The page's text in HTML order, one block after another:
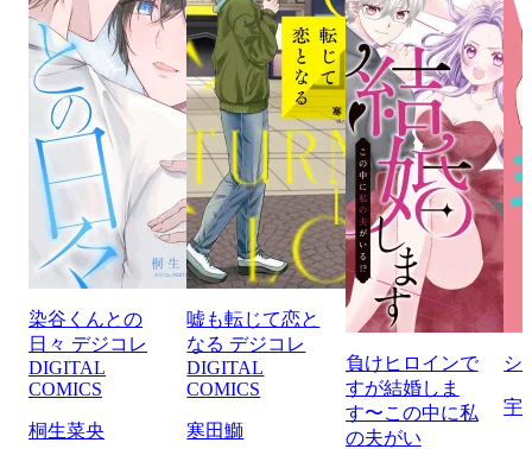
染谷くんとの
日々 デジコレ
DIGITAL
COMICS
桐生菜央
嘘も転じて恋と
なる デジコレ
DIGITAL
COMICS
寒田鰤
負けヒロインで
すが結婚しま
す〜この中に私
の夫がい
シ
宇